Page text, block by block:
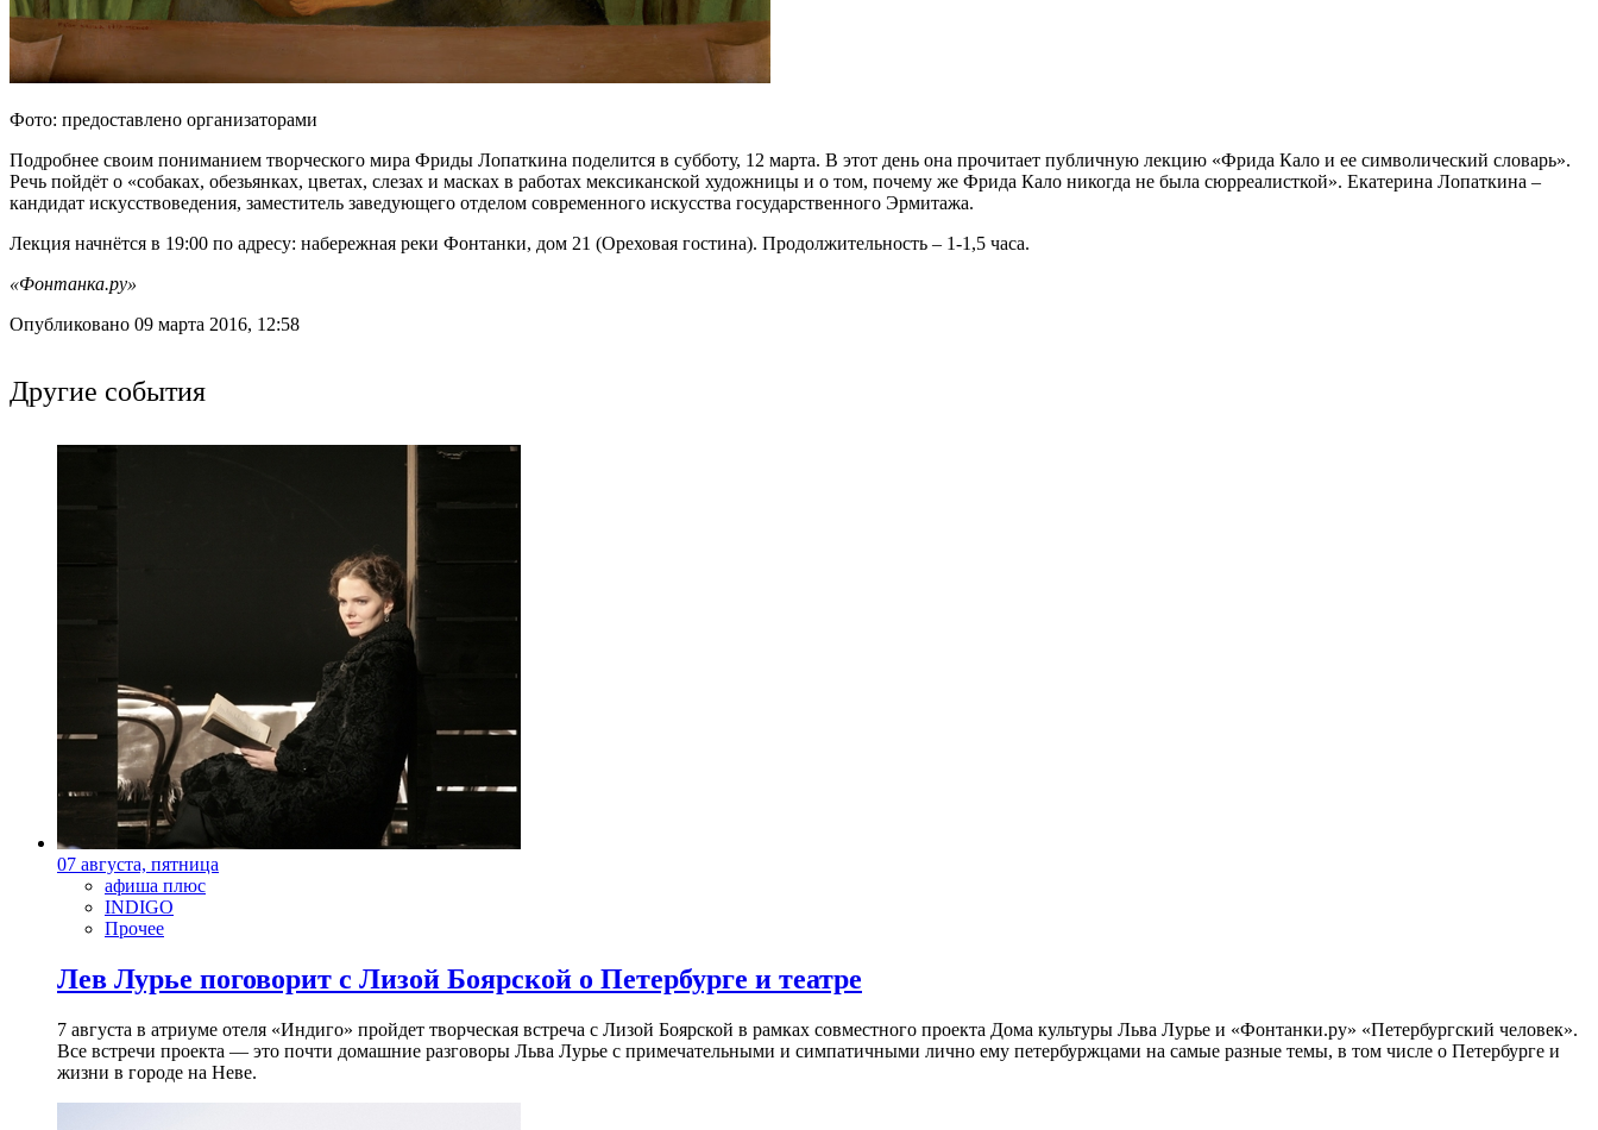
Фото: предоставлено организаторами
Подробнее своим пониманием творческого мира Фриды Лопаткина поделится в субботу, 12 марта. В этот день она прочитает публичную лекцию «Фрида Кало и ее символический словарь».
Речь пойдёт о «собаках, обезьянках, цветах, слезах и масках в работах мексиканской художницы и о том, почему же Фрида Кало никогда не была сюрреалисткой». Екатерина Лопаткина –
кандидат искусствоведения, заместитель заведующего отделом современного искусства государственного Эрмитажа.
Лекция начнётся в 19:00 по адресу: набережная реки Фонтанки, дом 21 (Ореховая гостина). Продолжительность – 1-1,5 часа.
«Фонтанка.ру»
Опубликовано 09 марта 2016, 12:58
Другие события
07 августа, пятница
афиша плюс
INDIGO
Прочее
Лев Лурье поговорит с Лизой Боярской о Петербурге и театре
7 августа в атриуме отеля «Индиго» пройдет творческая встреча с Лизой Боярской в рамках совместного проекта Дома культуры Льва Лурье и «Фонтанки.ру» «Петербургский человек».
Все встречи проекта — это почти домашние разговоры Льва Лурье с примечательными и симпатичными лично ему петербуржцами на самые разные темы, в том числе о Петербурге и
жизни в городе на Неве.